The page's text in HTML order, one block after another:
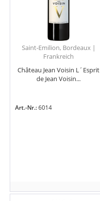
Saint-Emilion, Bordeaux |
Frankreich
Château Jean Voisin L´Esprit
de Jean Voisin...
Art.-Nr.:6014